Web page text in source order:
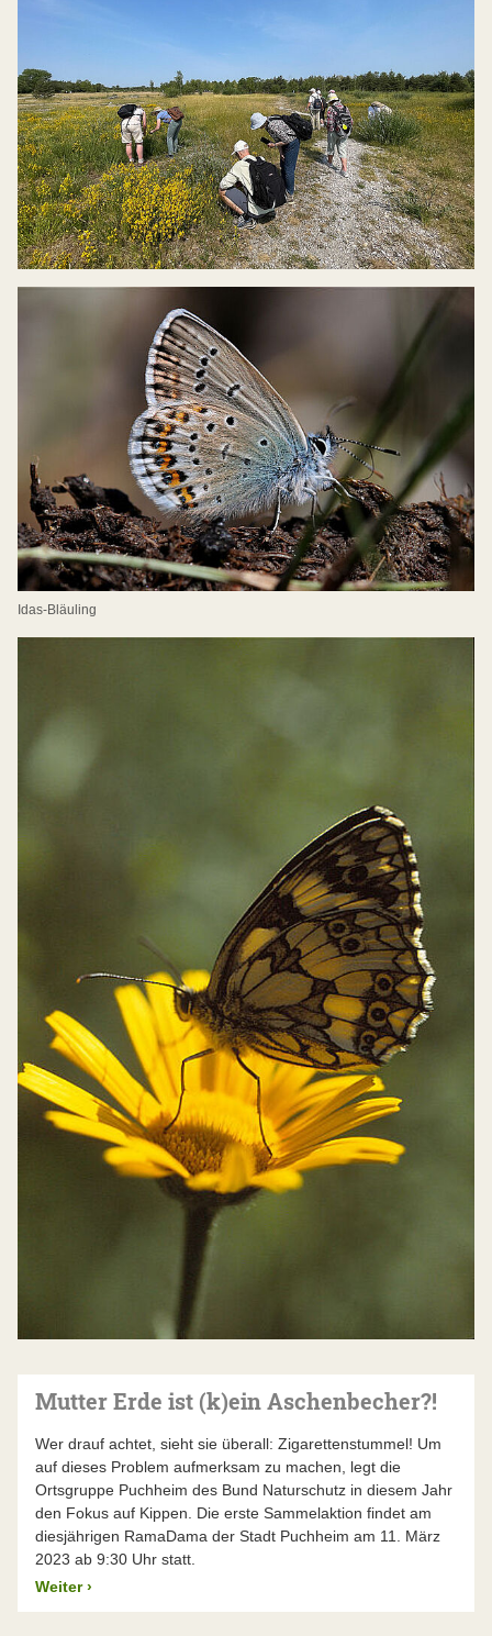
Idas-Bläuling
Mutter Erde ist (k)ein Aschenbecher?!
Wer drauf achtet, sieht sie überall: Zigarettenstummel! Um
auf dieses Problem aufmerksam zu machen, legt die
Ortsgruppe Puchheim des Bund Naturschutz in diesem Jahr
den Fokus auf Kippen. Die erste Sammelaktion findet am
diesjährigen RamaDama der Stadt Puchheim am 11. März
2023 ab 9:30 Uhr statt.
Weiter ›